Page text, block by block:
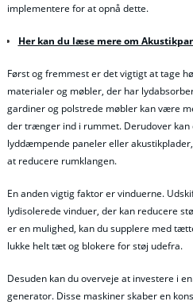
implementere for at opnå dette.
Her kan du læse mere om
Først og fremmest er det vigtigt at tage
materialer og møbler, der har
gardiner og polstrede møbler kan være
der trænger ind i rummet. Derudover kan
lyddæmpende paneler eller
at reducere rumklangen.
En anden vigtig faktor er vinduerne.
lydisolerede vinduer, der kan reducere
er en mulighed, kan du supplere med
lukke helt tæt og blokere for støj udefra.
Desuden kan du overveje at investere i
generator. Disse maskiner skaber en